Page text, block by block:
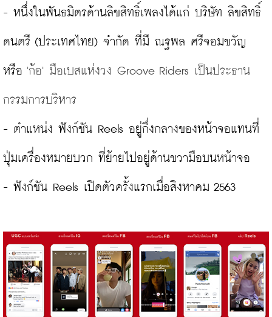
- หนึ่งในพันธมิตรด้านลิขสิทธิ์เพลงได้แก่ บริษัท ลิขสิทธิ์
ดนตรี (ประเทศไทย) จำกัด ที่มี ณฐพล ศรีจอมขวัญ
หรือ 'ก้อ' มือเบสแห่งวง Groove Riders เป็นประธาน
กรรมการบริหาร
- ตำแหน่ง ฟังก์ชัน Reels อยู่กึ่งกลางของหน้าจอแทนที่
ปุ่มเครื่องหมายบวก ที่ย้ายไปอยู่ด้านขวามือบนหน้าจอ
- ฟังก์ชัน Reels เปิดตัวครั้งแรกเมื่อสิงหาคม 2563